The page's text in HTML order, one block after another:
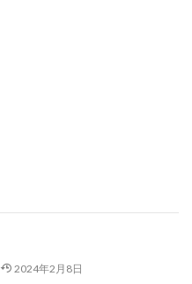
2024年2月8日